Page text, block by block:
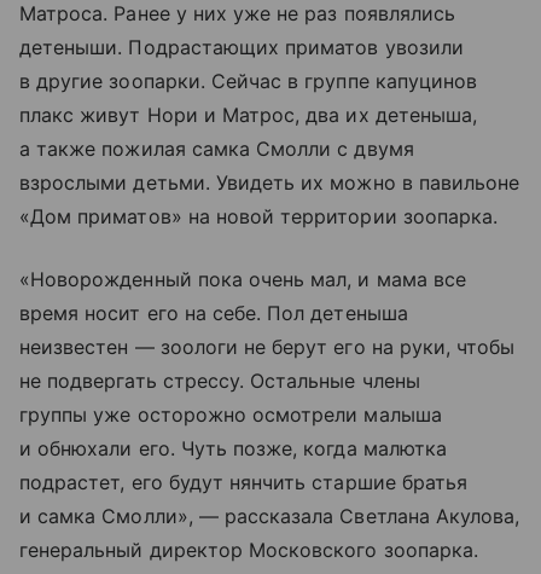
Матроса. Ранее у них уже не раз появлялись
детеныши. Подрастающих приматов увозили
в другие зоопарки. Сейчас в группе капуцинов
плакс живут Нори и Матрос, два их детеныша,
а также пожилая самка Смолли с двумя
взрослыми детьми. Увидеть их можно в павильоне
«Дом приматов» на новой территории зоопарка.
«Новорожденный пока очень мал, и мама все
время носит его на себе. Пол детеныша
неизвестен — зоологи не берут его на руки, чтобы
не подвергать стрессу. Остальные члены
группы уже осторожно осмотрели малыша
и обнюхали его. Чуть позже, когда малютка
подрастет, его будут нянчить старшие братья
и самка Смолли», — рассказала Светлана Акулова,
генеральный директор Московского зоопарка.